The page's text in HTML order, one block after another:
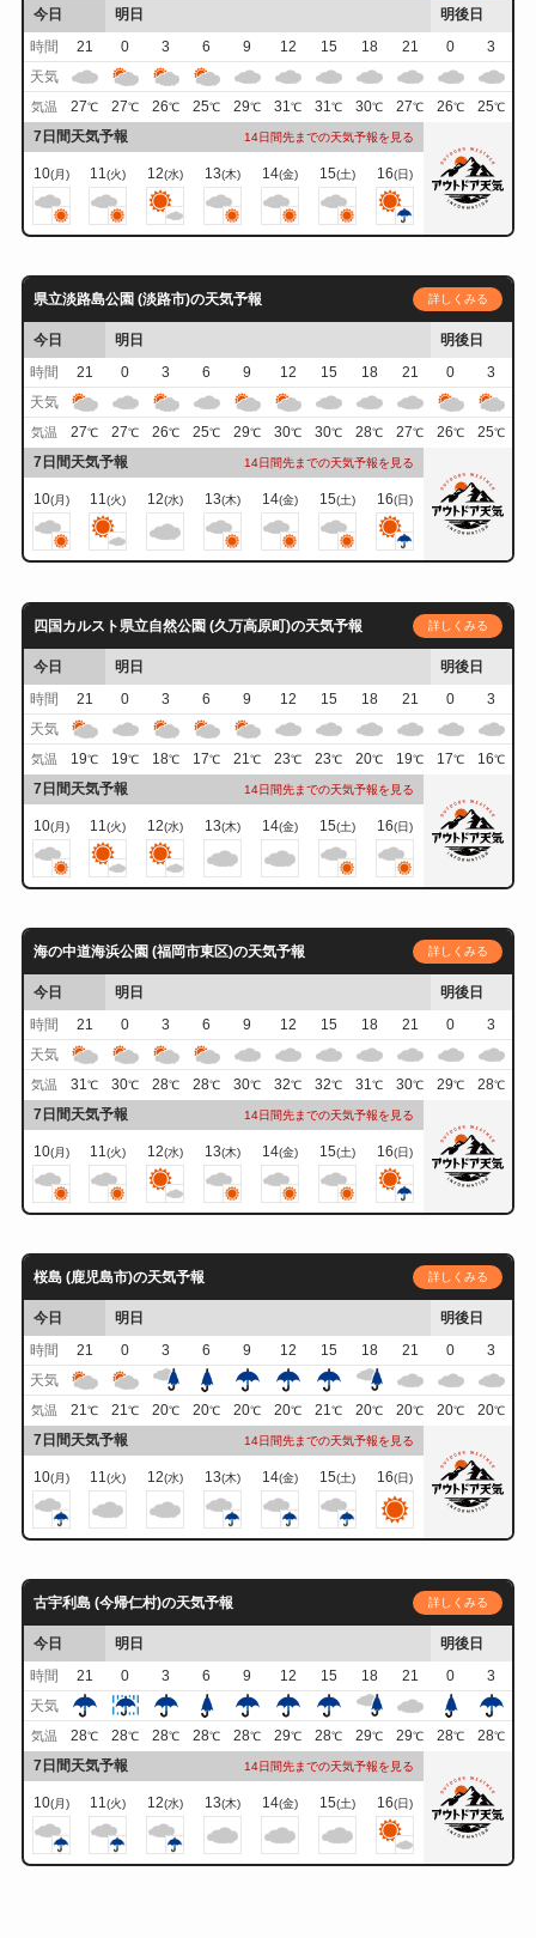
今日 明日
明後日
時間
21 0 3 6 9 12 15 18 21 0
3
天気
気温 27℃ 27℃ 26℃ 25℃ 29℃ 31℃ 31℃ 30℃ 27℃ 26℃ 25℃
7日間天気予報 14日間先までの天気予報を見る
10(月) 11(火) 12(水) 13(木) 14(金) 15(土) 16(日)
県立淡路島公園 (淡路市)の天気予報 詳しくみる
今日 明日
明後日
時間
21 0 3 6 9 12 15 18 21 0
3
天気
気温 27℃ 27℃ 26℃ 25℃ 29℃ 30℃ 30℃ 28℃ 27℃ 26℃ 25℃
7日間天気予報 14日間先までの天気予報を見る
10(月) 11(火) 12(水) 13(木) 14(金) 15(土) 16(日)
四国カルスト県立自然公園 (久万高原町)の天気予報 詳しくみる
今日 明日
明後日
時間
21 0 3 6 9 12 15 18 21 0
3
天気
気温 19℃ 19℃ 18℃ 17℃ 21℃ 23℃ 23℃ 20℃ 19℃ 17℃ 16℃
7日間天気予報 14日間先までの天気予報を見る
10(月) 11(火) 12(水) 13(木) 14(金) 15(土) 16(日)
海の中道海浜公園 (福岡市東区)の天気予報 詳しくみる
今日 明日
明後日
時間
21 0 3 6 9 12 15 18 21 0
3
天気
気温 31℃ 30℃ 28℃ 28℃ 30℃ 32℃ 32℃ 31℃ 30℃ 29℃ 28℃
7日間天気予報 14日間先までの天気予報を見る
10(月) 11(火) 12(水) 13(木) 14(金) 15(土) 16(日)
桜島 (鹿児島市)の天気予報 詳しくみる
今日 明日
明後日
時間
21 0 3 6 9 12 15 18 21 0
3
天気
気温 21℃ 21℃ 20℃ 20℃ 20℃ 20℃ 21℃ 20℃ 20℃ 20℃ 20℃
7日間天気予報 14日間先までの天気予報を見る
10(月) 11(火) 12(水) 13(木) 14(金) 15(土) 16(日)
古宇利島 (今帰仁村)の天気予報 詳しくみる
今日 明日
明後日
時間
21 0 3 6 9 12 15 18 21 0
3
天気
気温 28℃ 28℃ 28℃ 28℃ 28℃ 29℃ 28℃ 29℃ 29℃ 28℃ 28℃
7日間天気予報 14日間先までの天気予報を見る
10(月) 11(火) 12(水) 13(木) 14(金) 15(土) 16(日)